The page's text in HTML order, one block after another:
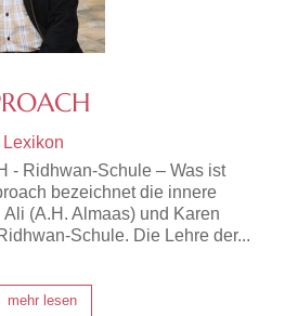
Lexikon
- Ridhwan-Schule – Was ist
bezeichnet die innere
(A.H. Almaas) und Karen
Schule. Die Lehre der...
mehr lesen